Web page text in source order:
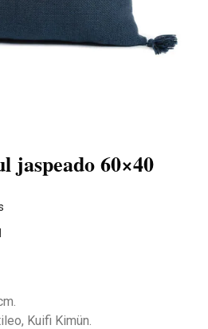
jaspeado 60×40
Kuifi Kimün.